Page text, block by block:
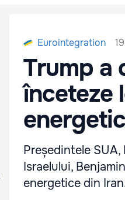
Eurointegration
Trump a
înceteze
Președintele
Israelului,
energetice din